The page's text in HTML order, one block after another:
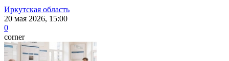
Иркутская область
20 мая 2026, 15:00
0
corner